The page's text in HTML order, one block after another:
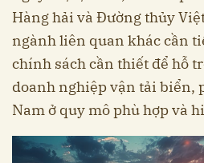
Hàng hải và Đường thủy
ngành liên quan khác cần
chính sách cần thiết để hỗ
doanh nghiệp vận tải biển,
Nam ở quy mô phù hợp và